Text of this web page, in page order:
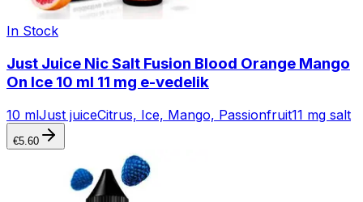
In Stock
Just Juice Nic Salt Fusion Blood Orange Mango
On Ice 10 ml 11 mg e-vedelik
10 mlJust juiceCitrus, Ice, Mango, Passionfruit11 mg salt
€5.60